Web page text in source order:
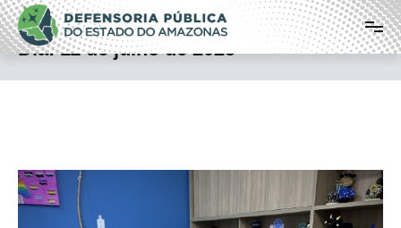
Pular
para
o
conteúdo
Defensoria Pública do Estado do
Amazonas
Dia:11 de julho de 2025